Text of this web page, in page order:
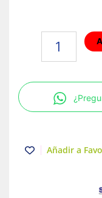
portalámpara
x
Illux
cantidad
Añadir a